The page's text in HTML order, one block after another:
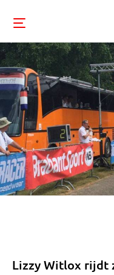
Lizzy Witlox rijdt